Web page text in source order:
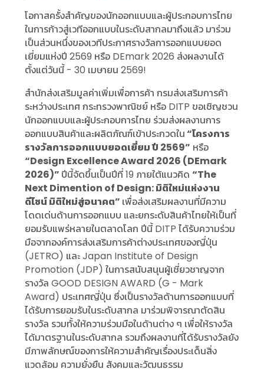
โอกาสครั้งสำคัญของนักออกแบบและผู้ประกอบการไทย
ในการก้าวสู่เวทีออกแบบในระดับสากลมาถึงแล้ว มาร่วม
เป็นส่วนหนึ่งของเวทีประกาศรางวัลการออกแบบยอด
เยี่ยมแห่งปี 2569 หรือ DEmark 2026 ส่งผลงานได้
ตั้งแต่วันนี้ - 30 เมษายน 2569!
สำนักส่งเสริมมูลค่าเพิ่มเพื่อการค้า กรมส่งเสริมการค้า
ระหว่างประเทศ กระทรวงพาณิชย์ หรือ DITP ขอเชิญชวน
นักออกแบบและผู้ประกอบการไทย ร่วมส่งผลงานการ
ออกแบบสินค้าและผลิตภัณฑ์เข้าประกวดใน“โครงการ
รางวัลการออกแบบยอดเยี่ยม ปี 2569” หรือ
“Design Excellence Award 2026 (DEmark
2026)” ปีนี้จัดขึ้นเป็นปีที่ 19 ภายใต้แนวคิด“The
Next Dimention of Design: มิติใหม่แห่งงาน
ดีไซน์ มิติใหม่สู่อนาคต” เพื่อส่งเสริมผลงานที่มีความ
โดดเด่นด้านการออกแบบ และยกระดับสินค้าไทยให้เป็นที่
ยอมรับแพร่หลายในตลาดโลก ปีนี้ DITP ได้รับความร่วม
มือจากองค์การส่งเสริมการค้าต่างประเทศของญี่ปุ่น
(JETRO) และ Japan Institute of Design
Promotion (JDP) ในการสนับสนุนผู้เชี่ยวชาญจาก
รางวัล GOOD DESIGN AWARD (G - Mark
Award) ประเทศญี่ปุ่น ซึ่งเป็นรางวัลด้านการออกแบบที่
ได้รับการยอมรับในระดับสากล มาร่วมพิจารณาตัดสิน
รางวัล รวมทั้งให้ความร่วมมือในด้านต่าง ๆ เพื่อให้รางวัล
ได้มาตรฐานในระดับสากล รวมถึงผลงานที่ได้รับรางวัลยัง
มีภาพลักษณ์ของการให้ความสำคัญเรื่องประเด็นสิ่ง
แวดล้อม ความยั่งยืน สังคมและวัฒนธรรม